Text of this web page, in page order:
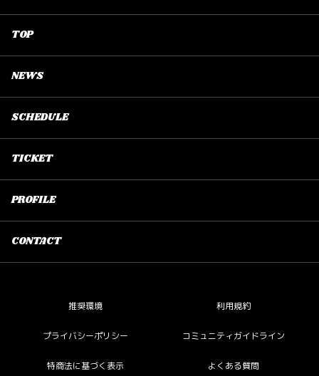
TOP
NEWS
SCHEDULE
TICKET
PROFILE
CONTACT
推奨環境 利用規約
プライバシーポリシー コミュニティガイドライン
特商法に基づく表示 よくある質問